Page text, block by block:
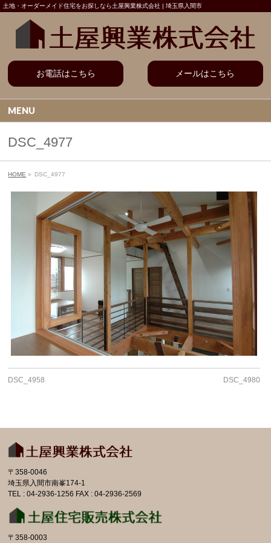
土地・オーダーメイド住宅をお探しなら土屋興業株式会社 | 埼玉県入間市
お電話はこちら メールはこちら
MENU
DSC_4977
HOME » DSC_4977
DSC_4958 DSC_4980
〒358-0046
埼玉県入間市南峯174-1
TEL : 04-2936-1256 FAX : 04-2936-2569
〒358-0003